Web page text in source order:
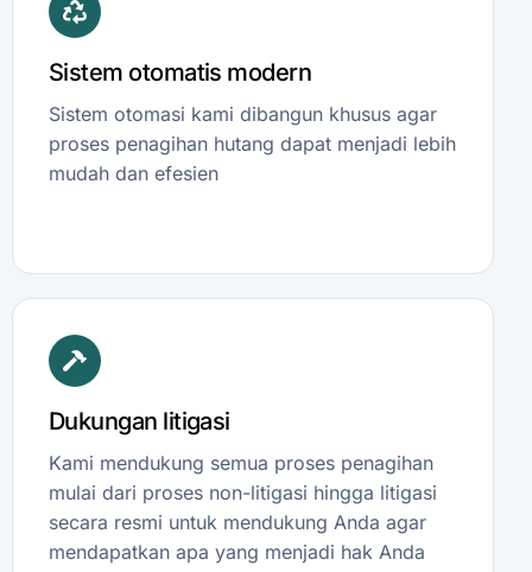
Sistem otomatis modern
Sistem otomasi kami dibangun khusus agar
proses penagihan hutang dapat menjadi lebih
mudah dan efesien
Dukungan litigasi
Kami mendukung semua proses penagihan
mulai dari proses non-litigasi hingga litigasi
secara resmi untuk mendukung Anda agar
mendapatkan apa yang menjadi hak Anda